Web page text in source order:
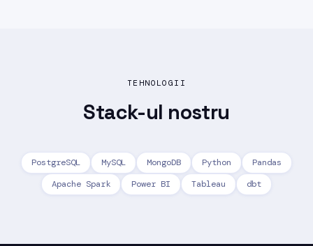
TEHNOLOGII
Stack-ul nostru
PostgreSQL MySQL MongoDB Python
Pandas
Apache Spark
Power BI Tableau dbt